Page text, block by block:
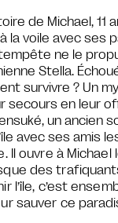
de Michael, 11
la voile avec ses
ne le
Stella.
survivre ? Un
secours en leur
un ancien
avec ses amis
Il ouvre à
des
l’île, c’est
sauver ce